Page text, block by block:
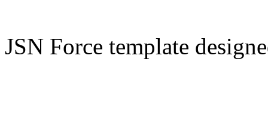
JSN Force template